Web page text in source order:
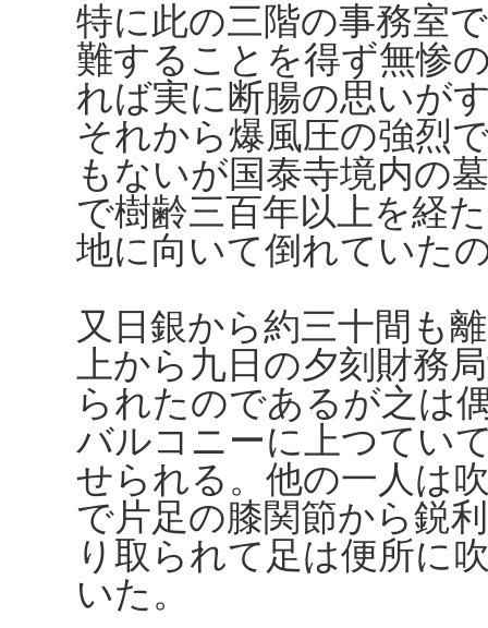
特に此の三階の事務室
難することを得ず無惨
れば実に断腸の思いが
それから爆風圧の強烈
もないが国泰寺境内の
で樹齢三百年以上を経
地に向いて倒れていた
又日銀から約三十間も
上から九日の夕刻財務
られたのであるが之は
バルコニーに上つてい
せられる。他の一人は
で片足の膝関節から鋭
り取られて足は便所に
いた。